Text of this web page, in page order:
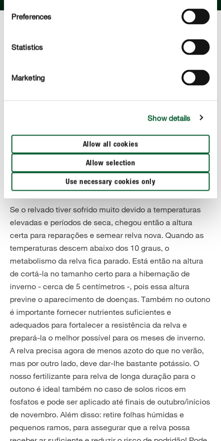
Preferences
Statistics
Marketing
Show details
Allow all cookies
Allow selection
Use necessary cookies only
Cuidar da relva no outono
Se o relvado tiver sofrido muito devido a temperaturas
elevadas e períodos de seca, chegou então a altura
certa para reparações e semear relva nova. Quando as
temperaturas descem abaixo dos 10 graus, o
metabolismo da relva fica parado. Está então na altura
de cortá-la no tamanho certo para a hibernação de
inverno - cerca de 5 centímetros -, pois essa altura
previne o aparecimento de doenças. Também no outono
é importante fornecer nutrientes suficientes e
adequados para fortalecer a resistência da relva e
prepará-la o melhor possível para os meses de inverno.
A relva precisa agora de menos azoto do que no verão,
mas por outro lado, deve dar-lhe bastante potássio. O
nosso fertilizante para relva de longa duração para o
outono é ideal também no caso de solos ricos em
fosfatos e pode ser aplicado até finais de outubro/inícios
de novembro. Além disso: retire folhas húmidas e
pequenos ramos, para assegurar que a relva possa